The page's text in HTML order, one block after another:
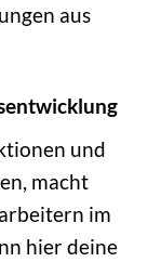
aus
und
macht
im
hier deine